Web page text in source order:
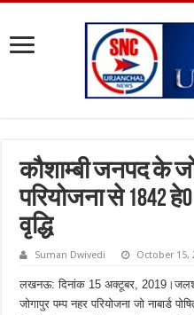
कौशाम्बी जनपद के
परियोजना से 1842
वृद्धि
Suman Dwivedi October 15,
लखनऊ: दिनांक 15 अक्टूबर,
जोगापुर पम्प नहर परियोजना जो नाबार्ड